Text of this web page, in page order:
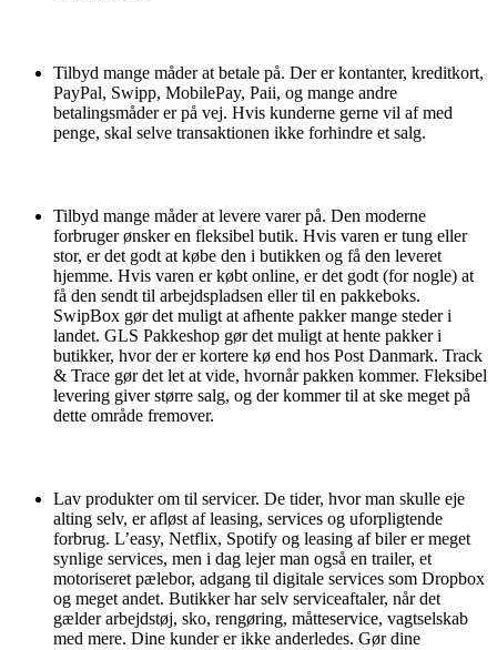
Tilbyd mange måder at betale på. Der er kontanter, kreditkort,
PayPal, Swipp, MobilePay, Paii, og mange andre
betalingsmåder er på vej. Hvis kunderne gerne vil af med
penge, skal selve transaktionen ikke forhindre et salg.
Tilbyd mange måder at levere varer på. Den moderne
forbruger ønsker en fleksibel butik. Hvis varen er tung eller
stor, er det godt at købe den i butikken og få den leveret
hjemme. Hvis varen er købt online, er det godt (for nogle) at
få den sendt til arbejdspladsen eller til en pakkeboks.
SwipBox gør det muligt at afhente pakker mange steder i
landet. GLS Pakkeshop gør det muligt at hente pakker i
butikker, hvor der er kortere kø end hos Post Danmark. Track
& Trace gør det let at vide, hvornår pakken kommer. Fleksibel
levering giver større salg, og der kommer til at ske meget på
dette område fremover.
Lav produkter om til servicer. De tider, hvor man skulle eje
alting selv, er afløst af leasing, services og uforpligtende
forbrug. L’easy, Netflix, Spotify og leasing af biler er meget
synlige services, men i dag lejer man også en trailer, et
motoriseret pæle­bor, adgang til digitale services som Dropbox
og meget andet. Butikker har selv serviceaftaler, når det
gælder arbejdstøj, sko, rengøring, måtteservice, vagtselskab
med mere. Dine kunder er ikke anderledes. Gør dine